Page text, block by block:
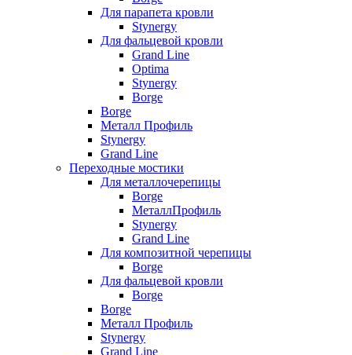
Для парапета кровли
Stynergy
Для фальцевой кровли
Grand Line
Optima
Stynergy
Borge
Borge
Металл Профиль
Stynergy
Grand Line
Переходные мостики
Для металлочерепицы
Borge
МеталлПрофиль
Stynergy
Grand Line
Для композитной черепицы
Borge
Для фальцевой кровли
Borge
Borge
Металл Профиль
Stynergy
Grand Line